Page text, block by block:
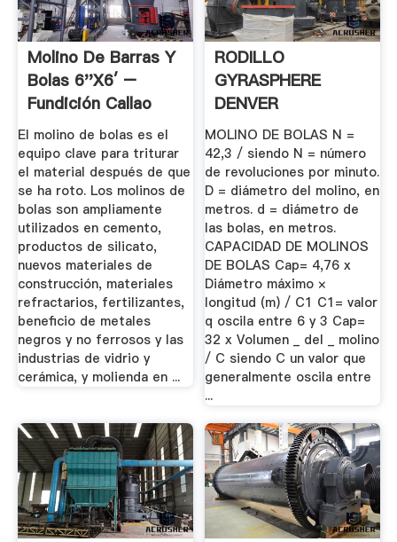
Molino De Barras Y
Bolas 6''x6′ –
Fundición Callao
El molino de bolas es el
equipo clave para triturar
el material después de que
se ha roto. Los molinos de
bolas son ampliamente
utilizados en cemento,
productos de silicato,
nuevos materiales de
construcción, materiales
refractarios, fertilizantes,
beneficio de metales
negros y no ferrosos y las
industrias de vidrio y
cerámica, y molienda en ...
RODILLO
GYRASPHERE
DENVER
REDUCCION FINA
MOLINO .
MOLINO DE BOLAS N =
42,3 / siendo N = número
de revoluciones por minuto.
D = diámetro del molino, en
metros. d = diámetro de
las bolas, en metros.
CAPACIDAD DE MOLINOS
DE BOLAS Cap= 4,76 x
Diámetro máximo ×
longitud (m) / C1 C1= valor
q oscila entre 6 y 3 Cap=
32 x Volumen _ del _ molino
/ C siendo C un valor que
generalmente oscila entre
...